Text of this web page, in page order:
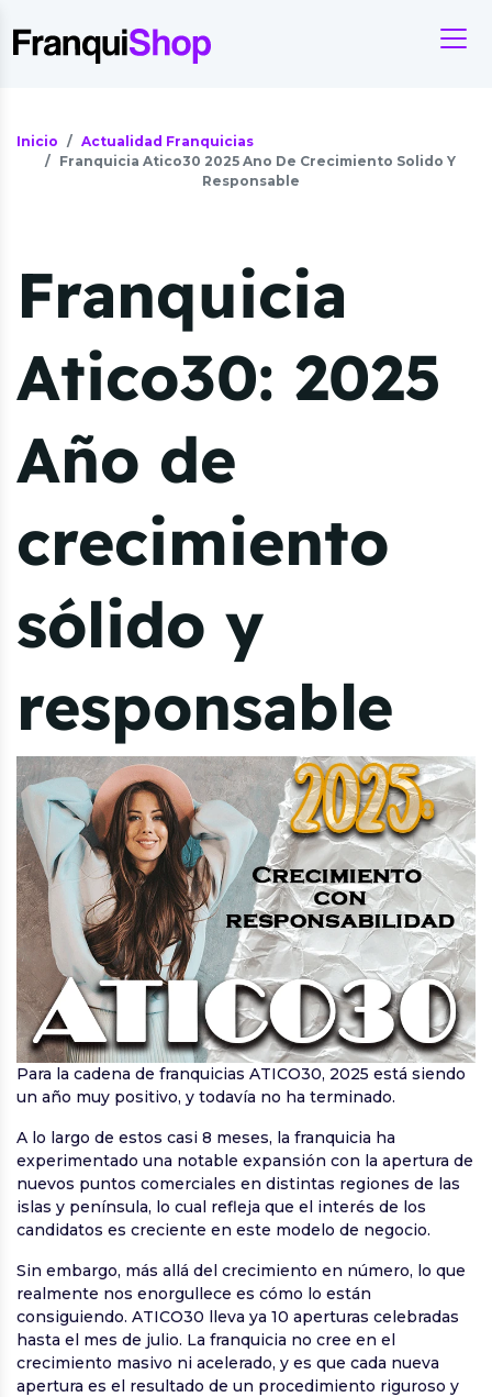
Inicio
Actualidad Franquicias
Franquicia Atico30 2025 Ano De Crecimiento Solido Y
Responsable
Franquicia
Atico30: 2025
Año de
crecimiento
sólido y
responsable
Para la cadena de franquicias ATICO30, 2025 está siendo
un año muy positivo, y todavía no ha terminado.
A lo largo de estos casi 8 meses, la franquicia ha
experimentado una notable expansión con la apertura de
nuevos puntos comerciales en distintas regiones de las
islas y península, lo cual refleja que el interés de los
candidatos es creciente en este modelo de negocio.
Sin embargo, más allá del crecimiento en número, lo que
realmente nos enorgullece es cómo lo están
consiguiendo. ATICO30 lleva ya 10 aperturas celebradas
hasta el mes de julio. La franquicia no cree en el
crecimiento masivo ni acelerado, y es que cada nueva
apertura es el resultado de un procedimiento riguroso y